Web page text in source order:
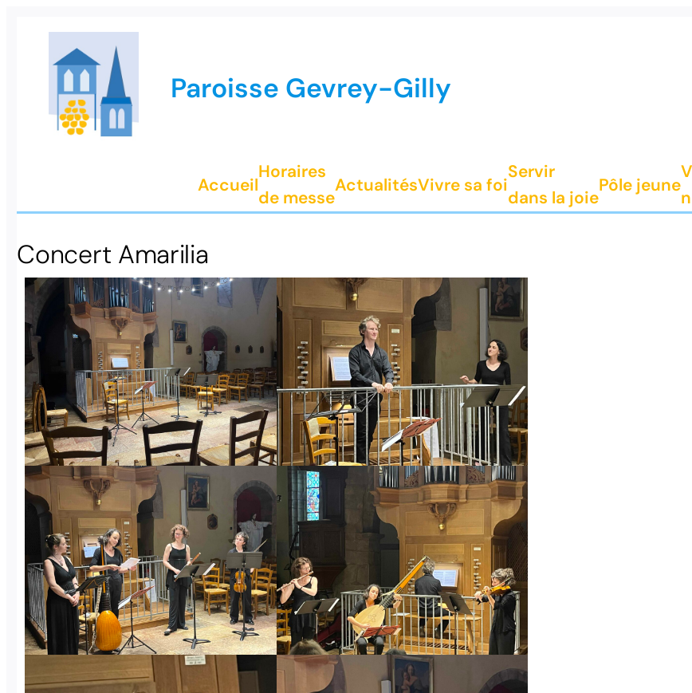
Paroisse Gevrey-Gilly
Accueil
Horaires
de messe
ActualitésVivre sa foi
Servir
dans la joie
Pôle jeune
Concert Amarilia